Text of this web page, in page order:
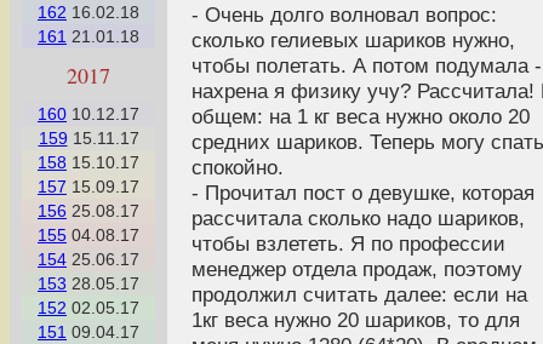
162 16.02.18
161 21.01.18
2017
160 10.12.17
159 15.11.17
158 15.10.17
157 15.09.17
156 25.08.17
155 04.08.17
154 25.06.17
153 28.05.17
152 02.05.17
151 09.04.17
- Очень долго волновал вопрос:
сколько гелиевых шариков нужно,
чтобы полетать. А потом подумала -
нахрена я физику учу? Рассчитала!
общем: на 1 кг веса нужно около 20
средних шариков. Теперь могу спать
спокойно.
- Прочитал пост о девушке, которая
рассчитала сколько надо шариков,
чтобы взлететь. Я по профессии
менеджер отдела продаж, поэтому
продолжил считать далее: если на
1кг веса нужно 20 шариков, то для